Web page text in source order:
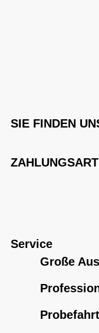
SIE FINDEN
Service
Große